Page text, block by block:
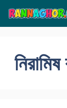
Skip
content